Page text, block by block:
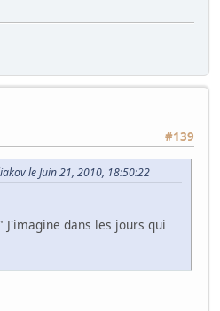
#139
le Juin 21, 2010, 18:50:22
J'imagine dans les jours qui